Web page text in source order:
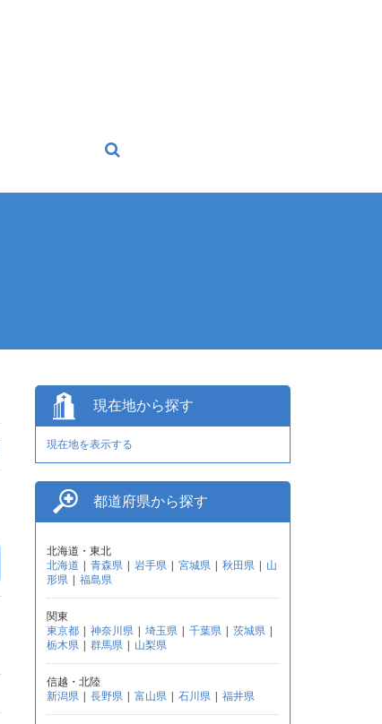
現在地から探す
現在地を表示する
都道府県から探す
北海道・東北
北海道 | 青森県 | 岩手県 | 宮城県 | 秋田県 | 山
形県 | 福島県
関東
東京都 | 神奈川県 | 埼玉県 | 千葉県 | 茨城県 |
栃木県 | 群馬県 | 山梨県
信越・北陸
新潟県 | 長野県 | 富山県 | 石川県 | 福井県